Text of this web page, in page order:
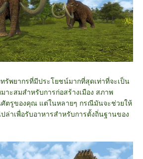
รัพยากรที่มีประโยชน์มากที่สุดเท่าที่จะเป็น
าะสมสำหรับการก่อสร้างเมือง สภาพ
ศัตรูของคุณ แต่ในหลายๆ กรณีมันจะช่วยให้
ล่าเพื่อรับอาหารสำหรับการตั้งถิ่นฐานของ